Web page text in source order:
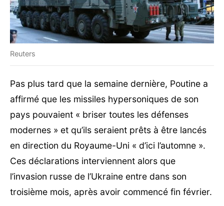
Reuters
Pas plus tard que la semaine dernière, Poutine a
affirmé que les missiles hypersoniques de son
pays pouvaient « briser toutes les défenses
modernes » et qu’ils seraient prêts à être lancés
en direction du Royaume-Uni « d’ici l’automne ».
Ces déclarations interviennent alors que
l’invasion russe de l’Ukraine entre dans son
troisième mois, après avoir commencé fin février.